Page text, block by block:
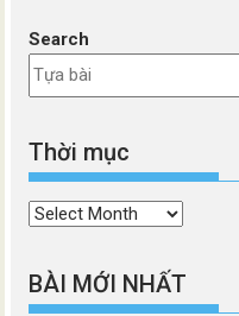
Search
Thời mục
Thời
BÀI MỚI NHẤT